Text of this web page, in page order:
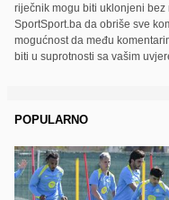
riječnik mogu biti uklonjeni
SportSport.ba da obriše sve
mogućnost da među
biti u suprotnosti sa vašim
POPULARNO